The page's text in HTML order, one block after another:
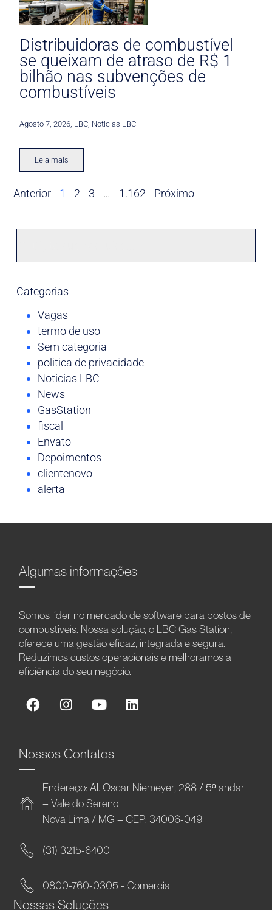
Distribuidoras de combustível
se queixam de atraso de R$ 1
bilhão nas subvenções de
combustíveis
Agosto 7, 2026 LBC Noticias LBC
Leia mais
Anterior 1 2 3 … 1.162 Próximo
Categorias
Vagas
termo de uso
Sem categoria
politica de privacidade
Noticias LBC
News
GasStation
fiscal
Envato
Depoimentos
clientenovo
alerta
Algumas informações
Somos líder no mercado de software para postos de
combustíveis. Nossa solução, o LBC Gas Station,
oferece uma gestão eficaz, integrada e segura.
Reduzimos custos operacionais e melhoramos a
eficiência do seu negócio.
Nossos Contatos
Endereço: Al. Oscar Niemeyer, 288 / 5º andar
– Vale do Sereno
Nova Lima / MG – CEP: 34006-049
(31) 3215-6400
0800-760-0305 - Comercial
Nossas Soluções